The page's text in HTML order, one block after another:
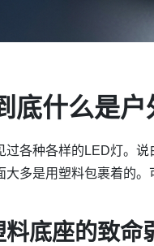
底什么是户
过各种各样的LED灯。
大多是用塑料包裹着的。
料底座的致命